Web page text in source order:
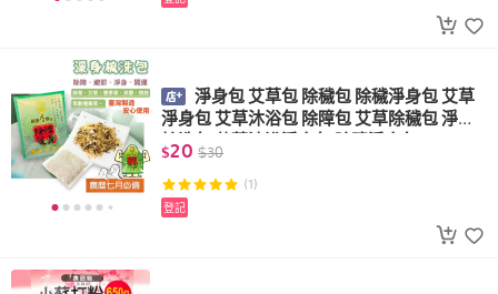
淨身包 艾草包 除穢包 除穢淨身包 艾草
淨身包 艾草沐浴包 除障包 艾草除穢包 淨身
梳洗包 艾草沐浴淨身包 除障淨身包
$20 $30
(1)
登記